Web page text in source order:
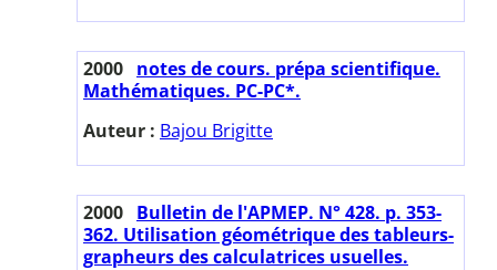
2000 notes de cours. prépa scientifique.
Mathématiques. PC-PC*.
Auteur : Bajou Brigitte
2000 Bulletin de l'APMEP. N° 428. p. 353-
362. Utilisation géométrique des tableurs-
grapheurs des calculatrices usuelles.